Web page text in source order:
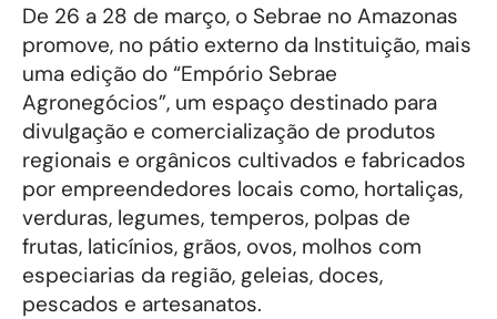
De 26 a 28 de março, o Sebrae no Amazonas
promove, no pátio externo da Instituição, mais
uma edição do “Empório Sebrae
Agronegócios”, um espaço destinado para
divulgação e comercialização de produtos
regionais e orgânicos cultivados e fabricados
por empreendedores locais como, hortaliças,
verduras, legumes, temperos, polpas de
frutas, laticínios, grãos, ovos, molhos com
especiarias da região, geleias, doces,
pescados e artesanatos.